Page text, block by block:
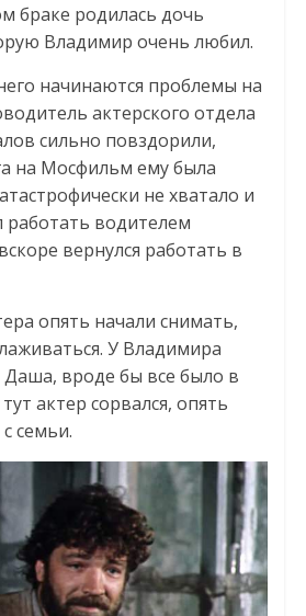
браке родилась дочь
Владимир очень любил.
начинаются проблемы на
актерского отдела
сильно повздорили,
на Мосфильм ему была
не хватало и
водителем
вернулся работать в
опять начали снимать,
У Владимира
Даша, вроде бы все было в
актер сорвался, опять
семьи.